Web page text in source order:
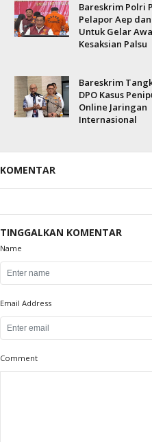
Bareskrim Polri
Pelapor Aep
Untuk Gelar
Kesaksian Palsu
Bareskrim
DPO Kasus
Online Jaringan
Internasional
KOMENTAR
TINGGALKAN KOMENTAR
Name
Email Address
Comment